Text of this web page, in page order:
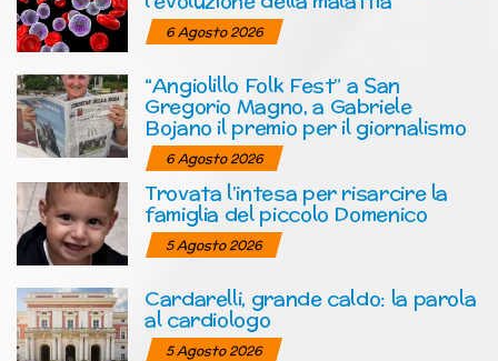
6 Agosto 2026
“Angiolillo Folk Fest” a San
Gregorio Magno, a Gabriele
Bojano il premio per il giornalismo
6 Agosto 2026
Trovata l’intesa per risarcire la
famiglia del piccolo Domenico
5 Agosto 2026
Cardarelli, grande caldo: la parola
al cardiologo
5 Agosto 2026